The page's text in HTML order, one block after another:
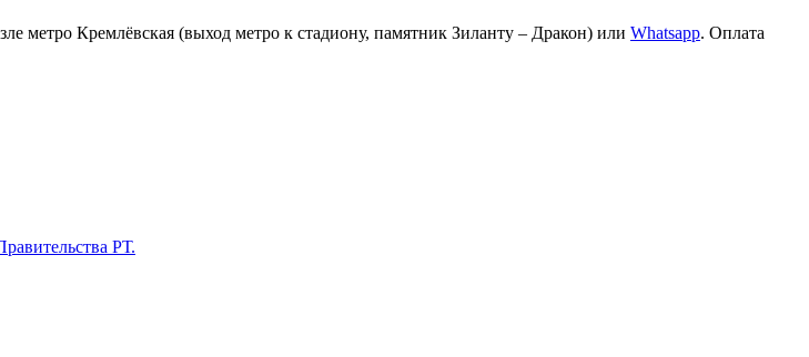
метро Кремлёвская (выход метро к стадиону, памятник Зиланту – Дракон) или Whatsapp. Оплата
РТ.